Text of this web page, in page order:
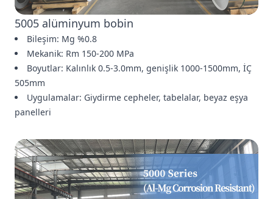
5005 alüminyum bobin
Bileşim: Mg %0.8
Mekanik: Rm 150-200 MPa
Boyutlar: Kalınlık 0.5-3.0mm, genişlik 1000-1500mm, İÇ
505mm
Uygulamalar: Giydirme cepheler, tabelalar, beyaz eşya
panelleri